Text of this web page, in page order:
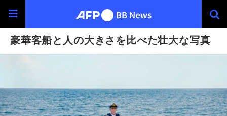
豪華客船と人の大きさを比べた壮大な写真